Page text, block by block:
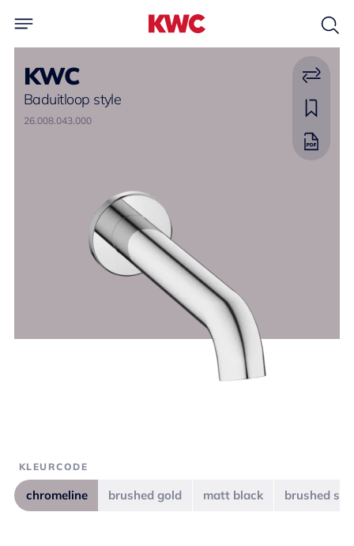
KWC
Baduitloop style
26.008.043.000
KLEURCODE
chromeline brushed gold matt black brushed